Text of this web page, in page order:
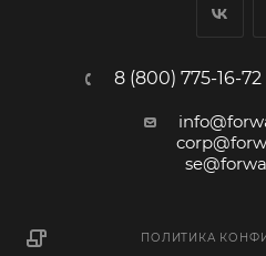
8 (800) 775-16-72
ПОЛИТИКА